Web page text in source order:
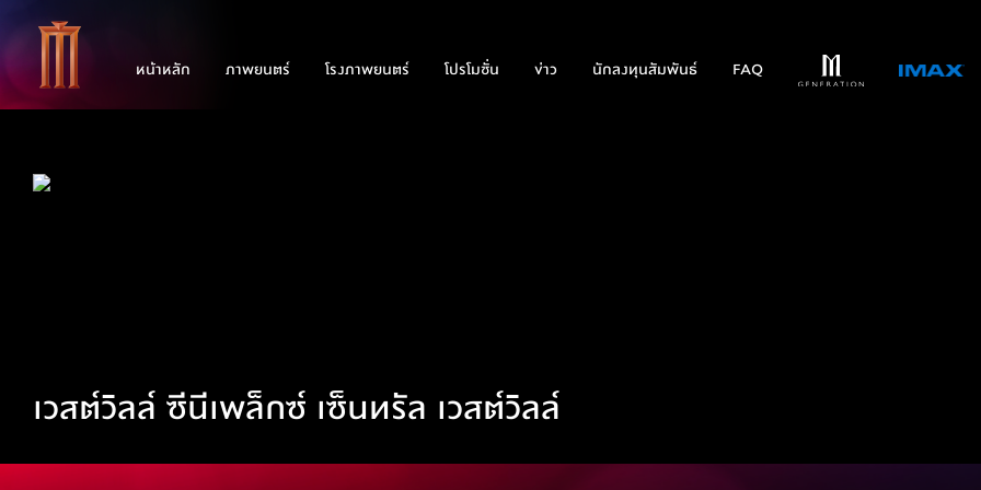
หน้าหลัก ภาพยนตร์ โรงภาพยนตร์ โปรโมชั่น ข่าว นักลงทุนสัมพันธ์ FAQ
เวสต์วิลล์ ซีนีเพล็กซ์ เซ็นทรัล เวสต์วิลล์